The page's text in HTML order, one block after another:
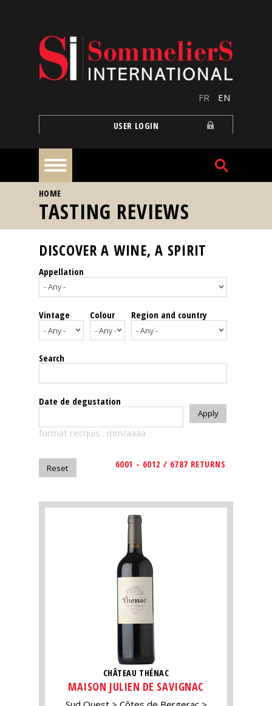
FR EN
USER LOGIN
Home
Our
events
Spirits
Tasting
reviews
The
magazine
Magazine
YOU ARE HERE
HOME
TASTING REVIEWS
DISCOVER A WINE, A SPIRIT
Appellation
Vintage Colour Region and country
Search
Date de degustation
format recquis : mm/aaaa
6001 - 6012 / 6787 RETURNS
CHÂTEAU THÉNAC
MAISON JULIEN DE SAVIGNAC